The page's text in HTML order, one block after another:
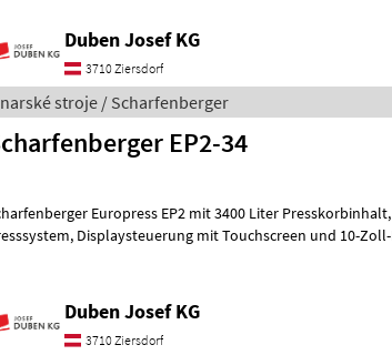
Duben Josef KG
3710 Ziersdorf
stroje / Scharfenberger
EP2-34
Europress EP2 mit 3400 Liter Presskorbinhalt, Tank-
Displaysteuerung mit Touchscreen und 10-Zoll-Monitor
Duben Josef KG
3710 Ziersdorf